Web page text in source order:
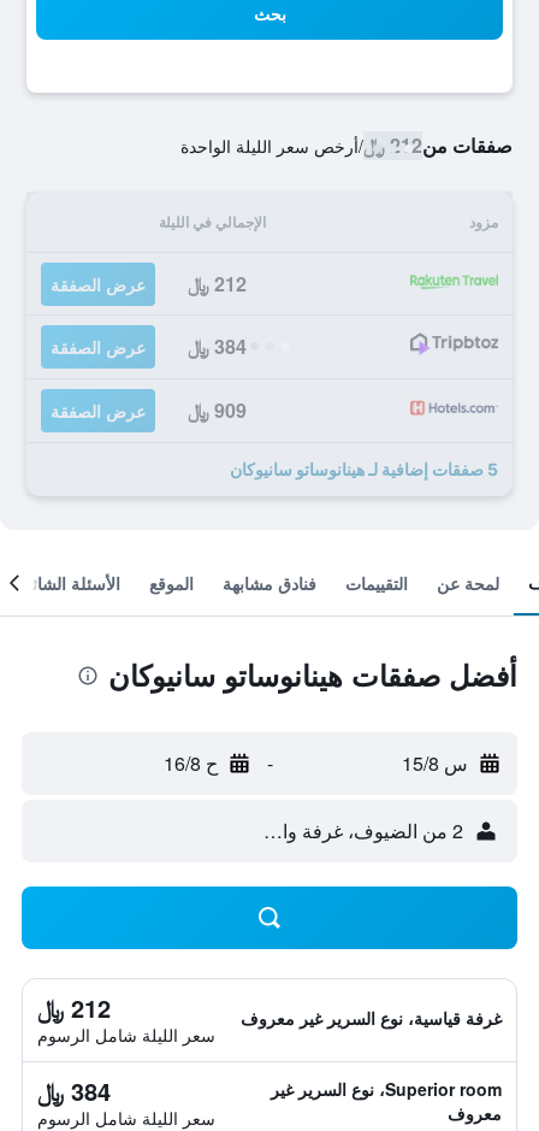
بحث
صفقات من212 ﷼ /أرخص سعر الليلة الواحدة
مزود الإجمالي في الليلة
212 ﷼ عرض الصفقة
384 ﷼ عرض الصفقة
909 ﷼ عرض الصفقة
5 صفقات إضافية لـ هينانوساتو سانيوكان
لمحة عن التقييمات فنادق مشابهة الموقع الأسئلة الشائعة
أفضل صفقات هينانوساتو سانيوكان
س 15/8 - ح 16/8
2 من الضيوف، غرفة واحدة
غرفة قياسية، نوع السرير غير معروف 212 ﷼
سعر الليلة شامل الرسوم
Superior room، نوع السرير غير
معروف
384 ﷼
سعر الليلة شامل الرسوم